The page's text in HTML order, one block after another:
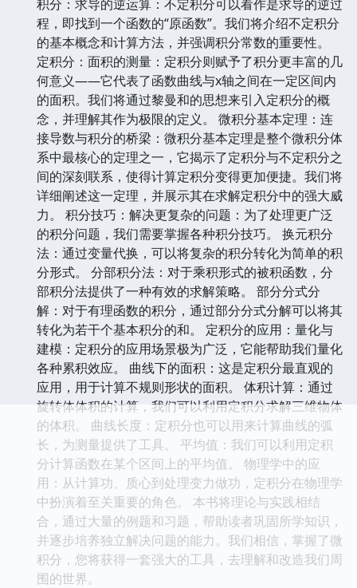
积分：求导的逆运算：不定积分可以看作是求导的逆过
程，即找到一个函数的“原函数”。我们将介绍不定积分
的基本概念和计算方法，并强调积分常数的重要性。
定积分：面积的测量：定积分则赋予了积分更丰富的几
何意义——它代表了函数曲线与x轴之间在一定区间内
的面积。我们将通过黎曼和的思想来引入定积分的概
念，并理解其作为极限的定义。 微积分基本定理：连
接导数与积分的桥梁：微积分基本定理是整个微积分体
系中最核心的定理之一，它揭示了定积分与不定积分之
间的深刻联系，使得计算定积分变得更加便捷。我们将
详细阐述这一定理，并展示其在求解定积分中的强大威
力。 积分技巧：解决更复杂的问题：为了处理更广泛
的积分问题，我们需要掌握各种积分技巧。 换元积分
法：通过变量代换，可以将复杂的积分转化为简单的积
分形式。 分部积分法：对于乘积形式的被积函数，分
部积分法提供了一种有效的求解策略。 部分分式分
解：对于有理函数的积分，通过部分分式分解可以将其
转化为若干个基本积分的和。 定积分的应用：量化与
建模：定积分的应用场景极为广泛，它能帮助我们量化
各种累积效应。 曲线下的面积：这是定积分最直观的
应用，用于计算不规则形状的面积。 体积计算：通过
旋转体体积的计算，我们可以利用定积分求解三维物体
的体积。 曲线长度：定积分也可以用来计算曲线的弧
长，为测量提供了工具。 平均值：我们可以利用定积
分计算函数在某个区间上的平均值。 物理学中的应
用：从计算功、质心到处理变力做功，定积分在物理学
中扮演着至关重要的角色。 本书将理论与实践相结
合，通过大量的例题和习题，帮助读者巩固所学知识，
并逐步培养独立解决问题的能力。我们相信，掌握了微
积分，您将获得一套强大的工具，去理解和改造我们周
围的世界。